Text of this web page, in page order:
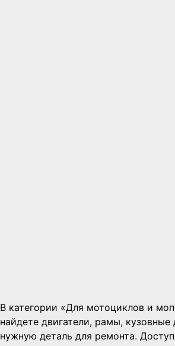
В категории «Для мотоциклов и
найдете двигатели, рамы,
нужную деталь для ремонта.